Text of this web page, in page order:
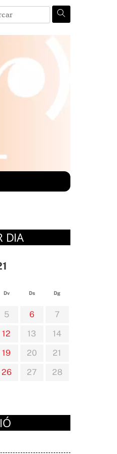
DIA
Dv Ds Dg
5 6
7
12 13
14
19 20
21
26 27
28